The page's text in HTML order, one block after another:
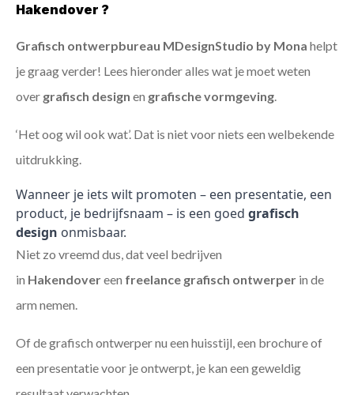
Hakendover ?
Grafisch ontwerpbureau MDesignStudio by Mona helpt
je graag verder! Lees hieronder alles wat je moet weten
over grafisch design en grafische vormgeving
‘Het oog wil ook wat’. Dat is niet voor niets een welbekende
uitdrukking.
Wanneer je iets wilt promoten – een presentatie, een
product, je bedrijfsnaam – is een goed grafisch
design onmisbaar.
Niet zo vreemd dus, dat veel bedrijven
in Hakendovereen freelance grafisch ontwerper in de
arm nemen.
Of de grafisch ontwerper nu een huisstijl, een brochure of
een presentatie voor je ontwerpt, je kan een geweldig